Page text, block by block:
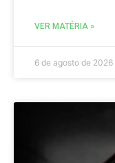
VER MATÉRIA »
6 de agosto de 2026